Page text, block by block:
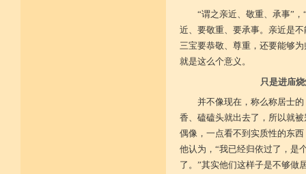
“谓之亲近、敬重、承事”
近、要敬重、要承事。亲近是
三宝要恭敬、尊重，还要能够
就是这么个意义。
只是进庙
并不像现在，称么称居士
香、磕磕头就出去了，所以就
偶像，一点看不到实质性的东
他认为，“我已经归依过了，是
了。”其实他们这样子是不够做